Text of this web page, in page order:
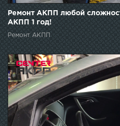
Ремонт АКПП любой
АКПП 1 год!
Ремонт АКПП